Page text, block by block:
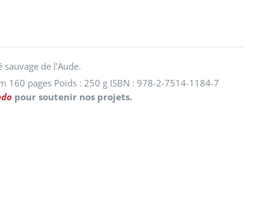
de l'Aude.
160 pages Poids : 250 g ISBN : 978-2-7514-1184-7
pour soutenir nos projets.